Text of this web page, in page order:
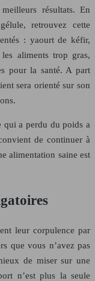
résultats. En
retrouvez cette
: yaourt de kéfir,
aliments trop gras,
pour la santé. A part
sera orienté sur son
qui a perdu du poids a
de continuer à
alimentation saine est
leur corpulence par
que vous n’avez pas
de miser sur une
n’est plus la seule